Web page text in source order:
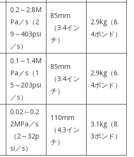
0.2～2.8M
Pa／s（2
9～403psi
／s）
85mm
（3.4イン
チ）
2.9kg（6.
4ポンド）
0.1～1.4M
Pa／s（1
5～203psi
／s）
85mm
（3.4イン
チ）
2.9kg（6.
4ポンド）
0.02～0.2
2MPa／s
（2～32p
si／s）
110mm
（4.3イン
チ）
3.1kg（8.
3ポンド）